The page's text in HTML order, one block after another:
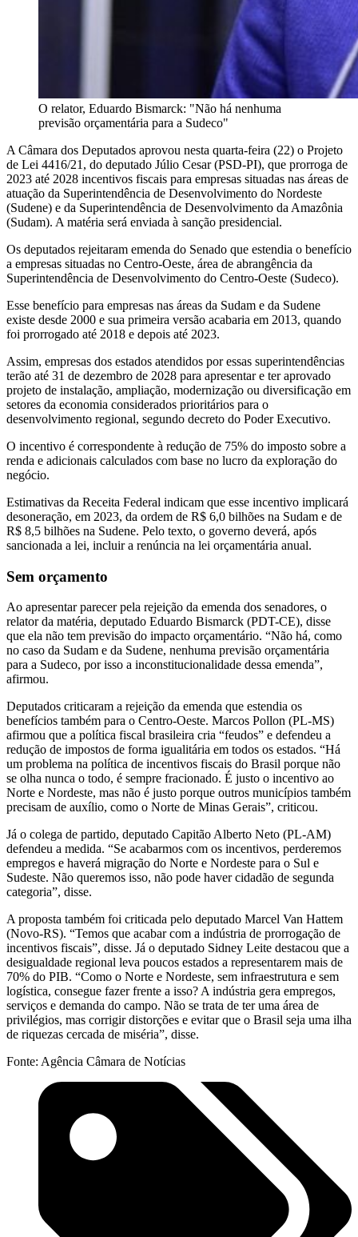
O relator, Eduardo Bismarck: "Não há nenhuma
previsão orçamentária para a Sudeco"
A Câmara dos Deputados aprovou nesta quarta-feira (22) o Projeto
de Lei 4416/21, do deputado Júlio Cesar (PSD-PI), que prorroga de
2023 até 2028 incentivos fiscais para empresas situadas nas áreas de
atuação da Superintendência de Desenvolvimento do Nordeste
(Sudene) e da Superintendência de Desenvolvimento da Amazônia
(Sudam). A matéria será enviada à sanção presidencial.
Os deputados rejeitaram emenda do Senado que estendia o benefício
a empresas situadas no Centro-Oeste, área de abrangência da
Superintendência de Desenvolvimento do Centro-Oeste (Sudeco).
Esse benefício para empresas nas áreas da Sudam e da Sudene
existe desde 2000 e sua primeira versão acabaria em 2013, quando
foi prorrogado até 2018 e depois até 2023.
Assim, empresas dos estados atendidos por essas superintendências
terão até 31 de dezembro de 2028 para apresentar e ter aprovado
projeto de instalação, ampliação, modernização ou diversificação em
setores da economia considerados prioritários para o
desenvolvimento regional, segundo decreto do Poder Executivo.
O incentivo é correspondente à redução de 75% do imposto sobre a
renda e adicionais calculados com base no lucro da exploração do
negócio.
Estimativas da Receita Federal indicam que esse incentivo implicará
desoneração, em 2023, da ordem de R$ 6,0 bilhões na Sudam e de
R$ 8,5 bilhões na Sudene. Pelo texto, o governo deverá, após
sancionada a lei, incluir a renúncia na lei orçamentária anual.
Sem orçamento
Ao apresentar parecer pela rejeição da emenda dos senadores, o
relator da matéria, deputado Eduardo Bismarck (PDT-CE), disse
que ela não tem previsão do impacto orçamentário. “Não há, como
no caso da Sudam e da Sudene, nenhuma previsão orçamentária
para a Sudeco, por isso a inconstitucionalidade dessa emenda”,
afirmou.
Deputados criticaram a rejeição da emenda que estendia os
benefícios também para o Centro-Oeste. Marcos Pollon (PL-MS)
afirmou que a política fiscal brasileira cria “feudos” e defendeu a
redução de impostos de forma igualitária em todos os estados. “Há
um problema na política de incentivos fiscais do Brasil porque não
se olha nunca o todo, é sempre fracionado. É justo o incentivo ao
Norte e Nordeste, mas não é justo porque outros municípios também
precisam de auxílio, como o Norte de Minas Gerais”, criticou.
Já o colega de partido, deputado Capitão Alberto Neto (PL-AM)
defendeu a medida. “Se acabarmos com os incentivos, perderemos
empregos e haverá migração do Norte e Nordeste para o Sul e
Sudeste. Não queremos isso, não pode haver cidadão de segunda
categoria”, disse.
A proposta também foi criticada pelo deputado Marcel Van Hattem
(Novo-RS). “Temos que acabar com a indústria de prorrogação de
incentivos fiscais”, disse. Já o deputado Sidney Leite destacou que a
desigualdade regional leva poucos estados a representarem mais de
70% do PIB. “Como o Norte e Nordeste, sem infraestrutura e sem
logística, consegue fazer frente a isso? A indústria gera empregos,
serviços e demanda do campo. Não se trata de ter uma área de
privilégios, mas corrigir distorções e evitar que o Brasil seja uma ilha
de riquezas cercada de miséria”, disse.
Fonte: Agência Câmara de Notícias